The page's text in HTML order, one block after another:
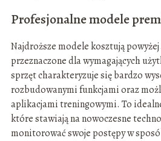
Profesjonalne modele
Najdroższe modele kosztują powyżej
przeznaczone dla wymagających
sprzęt charakteryzuje się bardzo
rozbudowanymi funkcjami oraz
aplikacjami treningowymi. To
które stawiają na nowoczesne
monitorować swoje postępy w